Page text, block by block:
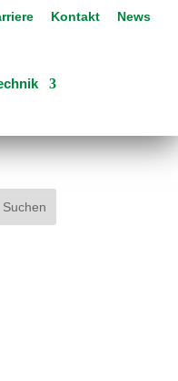
Kontakt News